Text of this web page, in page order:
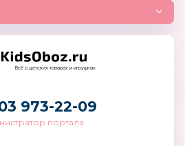
Всё о детских товарах и игрушках
973-22-09
портала